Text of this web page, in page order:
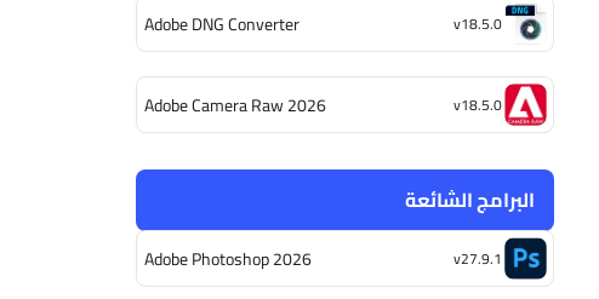
Adobe DNG Converter v18.5.0
Adobe Camera Raw 2026 v18.5.0
البرامج الشائعة
Adobe Photoshop 2026 v27.9.1